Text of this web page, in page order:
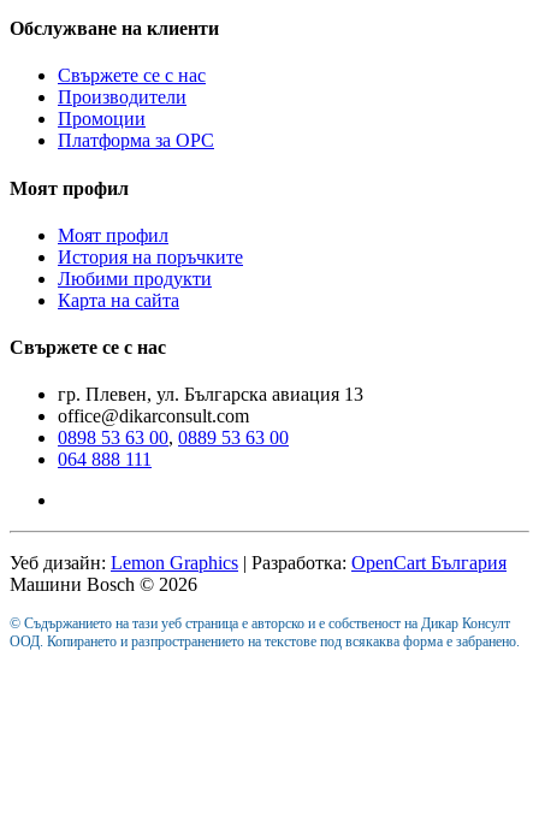
Обслужване на клиенти
Свържете се с нас
Производители
Промоции
Платформа за ОРС
Моят профил
Моят профил
История на поръчките
Любими продукти
Карта на сайта
Свържете се с нас
гр. Плевен, ул. Българска авиация 13
office@dikarconsult.com
0898 53 63 00, 0889 53 63 00
064 888 111
Уеб дизайн: Lemon Graphics | Разработка: OpenCart България
Машини Bosch © 2026
© Съдържанието на тази уеб страница е авторско и е собственост на Дикар Консулт
ООД. Копирането и разпространението на текстове под всякаква форма е забранено.